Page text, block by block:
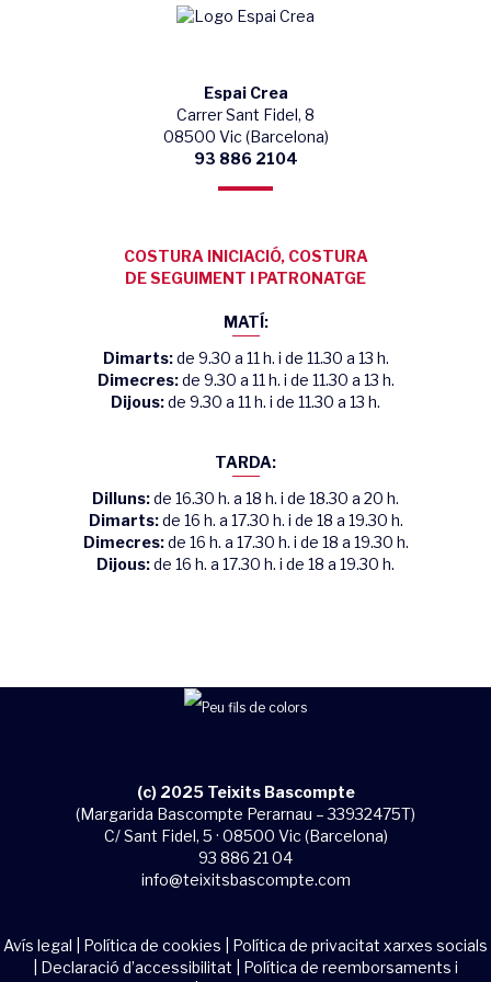
Espai Crea
Carrer Sant Fidel, 8
08500 Vic (Barcelona)
93 886 2104
COSTURA INICIACIÓ, COSTURA
DE SEGUIMENT I PATRONATGE
MATÍ:
Dimarts:de 9.30 a 11 h. i de 11.30 a 13 h.
Dimecres:de 9.30 a 11 h. i de 11.30 a 13 h.
Dijous:de 9.30 a 11 h. i de 11.30 a 13 h.
TARDA:
Dilluns:de 16.30 h. a 18 h. i de 18.30 a 20 h.
Dimarts:de 16 h. a 17.30 h. i de 18 a 19.30 h.
Dimecres:de 16 h. a 17.30 h. i de 18 a 19.30 h.
Dijous:de 16 h. a 17.30 h. i de 18 a 19.30 h.
(c) 2025 Teixits Bascompte
(Margarida Bascompte Perarnau – 33932475T)
C/ Sant Fidel, 5 · 08500 Vic (Barcelona)
93 886 21 04
info@teixitsbascompte.com
Avís legal Política de cookies
Política de privacitat xarxes socials
Declaració d’accessibilitat
Política de reemborsaments i